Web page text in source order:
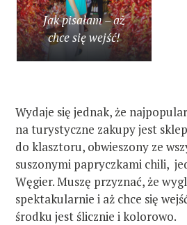
Jak pisałam – aż
chce się wejść!
Wydaje się jednak, że
na turystyczne zakupy jest
do klasztoru, obwieszony ze
suszonymi papryczkami chili,
Węgier. Muszę przyznać, że
spektakularnie i aż chce się
środku jest ślicznie i kolorowo.